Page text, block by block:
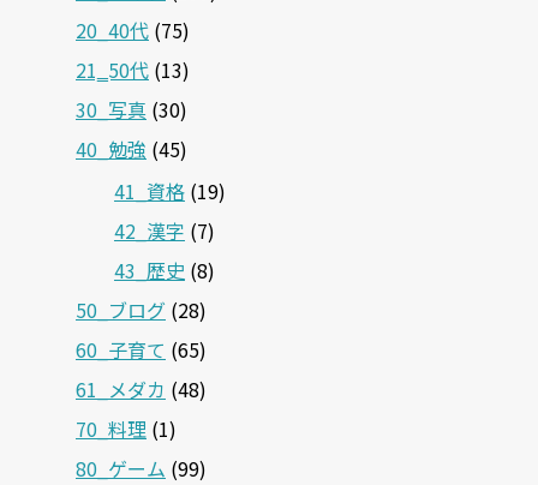
20_40代 (75)
21‗50代 (13)
30_写真 (30)
40_勉強 (45)
41_資格 (19)
42_漢字 (7)
43_歴史 (8)
50_ブログ (28)
60_子育て (65)
61_メダカ (48)
70_料理 (1)
80_ゲーム (99)